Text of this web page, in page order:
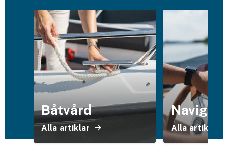
Märkesförsäkringar
Båtförsäkring
Märkesförsäkringar
Vattenskoterförsäkring
Sportfiskarna
Båtvård
Alla artiklar Alla artiklar